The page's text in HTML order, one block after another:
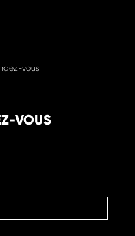
vous
VOUS